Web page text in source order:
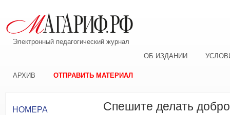
Электронный педагогический журнал
ОБ ИЗДАНИИ
АРХИВ ОТПРАВИТЬ МАТЕРИАЛ
Спешите делать добро
НОМЕРА